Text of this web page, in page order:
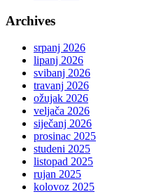
Archives
srpanj 2026
lipanj 2026
svibanj 2026
travanj 2026
ožujak 2026
veljača 2026
siječanj 2026
prosinac 2025
studeni 2025
listopad 2025
rujan 2025
kolovoz 2025